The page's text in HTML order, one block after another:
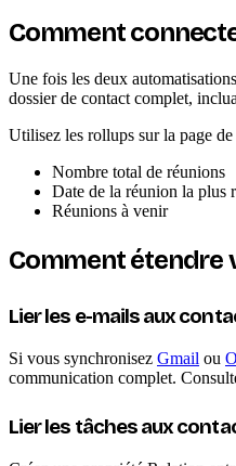
Comment
Une fois les deux
dossier de contact complet,
Utilisez les rollups sur la page
Nombre total de réunions
Date de la réunion la plus
Réunions à venir
Comment étendre
Lier les e-mails aux
Si vous synchronisez Gmail ou
communication complet.
Lier les tâches aux